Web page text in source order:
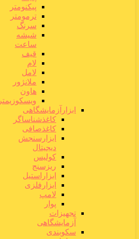
پیکنومتر
ترمومتر
سرنگ
شیشه
ساعت
قیف
لام
لامل
ملانژور
هاون
ویسکوزیمتر
ابزارآزمایشگاهی
کاغذشناساگر
کاغذصافی
ابزارسنجش
دیجیتال
کولیس
ریزسنج
ابزاراستیل
ابزارفلزی
لامپ
پوار
تجهیزات
آزمایشگاهی
سکوبندی